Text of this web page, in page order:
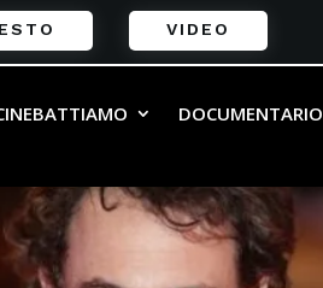
VIDEO
DOCUMENTARIO